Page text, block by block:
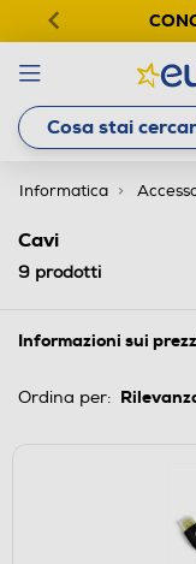
Informatica
Cavi
9 prodotti
Informazioni sui
Ordina per: